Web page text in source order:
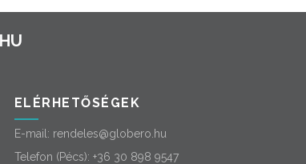
ELÉRHETŐSÉGEK
E-mail: rendeles@globero.hu
Telefon (Pécs): +36 30 898 9547